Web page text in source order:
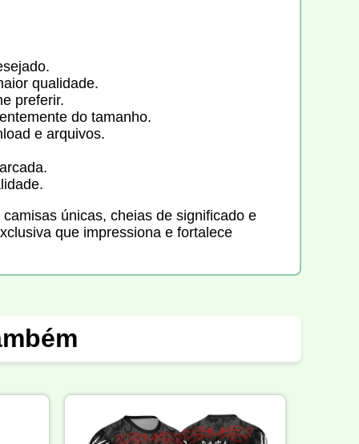
qualidade.
preferir.
do tamanho.
e arquivos.
únicas, cheias de significado e
que impressiona e fortalece